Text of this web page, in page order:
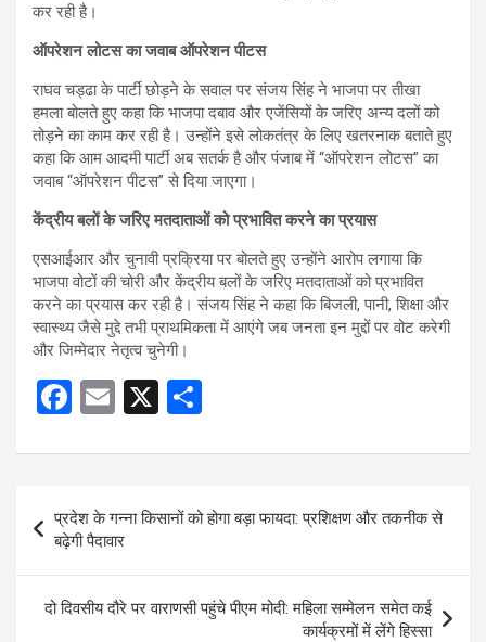
कर रही है।
ऑपरेशन लोटस का जवाब ऑपरेशन पीटस
राघव चड्ढा के पार्टी छोड़ने के सवाल पर संजय सिंह ने भाजपा पर तीखा
हमला बोलते हुए कहा कि भाजपा दबाव और एजेंसियों के जरिए अन्य दलों को
तोड़ने का काम कर रही है। उन्होंने इसे लोकतंत्र के लिए खतरनाक बताते हुए
कहा कि आम आदमी पार्टी अब सतर्क है और पंजाब में “ऑपरेशन लोटस” का
जवाब “ऑपरेशन पीटस” से दिया जाएगा।
केंद्रीय बलों के जरिए मतदाताओं को प्रभावित करने का प्रयास
एसआईआर और चुनावी प्रक्रिया पर बोलते हुए उन्होंने आरोप लगाया कि
भाजपा वोटों की चोरी और केंद्रीय बलों के जरिए मतदाताओं को प्रभावित
करने का प्रयास कर रही है। संजय सिंह ने कहा कि बिजली, पानी, शिक्षा और
स्वास्थ्य जैसे मुद्दे तभी प्राथमिकता में आएंगे जब जनता इन मुद्दों पर वोट करेगी
और जिम्मेदार नेतृत्व चुनेगी।
F
ce
b
o
o
k
E
ail
X
ar
e
navigation
प्रदेश के गन्ना किसानों को होगा बड़ा फायदा: प्रशिक्षण और तकनीक से
बढ़ेगी पैदावार
दो दिवसीय दौरे पर वाराणसी पहुंचे पीएम मोदी: महिला सम्मेलन समेत कई
कार्यक्रमों में लेंगे हिस्सा